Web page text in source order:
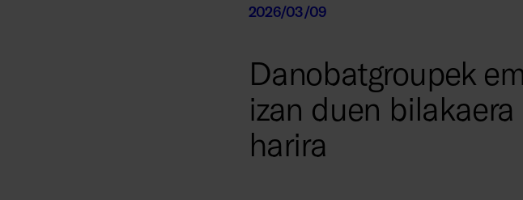
2026/03/09
Danobatgroupek
izan duen
harira